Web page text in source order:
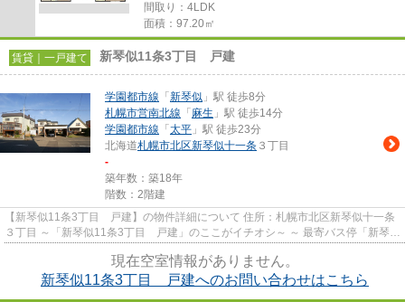
間取り：4LDK
面積：97.20㎡
賃貸｜一戸建て 新琴似11条3丁目 戸建
学園都市線 「 新琴似 」駅 徒歩8分
札幌市営南北線 「 麻生 」駅 徒歩14分
学園都市線 「 太平 」駅 徒歩23分
北海道札幌市北区新琴似十一条 ３丁目
-
築年数：築18年
階数：2階建
【新琴似11条3丁目 戸建】の物件詳細について 住所：札幌市北区新琴似十一条
３丁目 ～「新琴似11条3丁目 戸建」のここがイチオシ～ ～ 最寄バス停「新琴似
現在空室情報がありません。
新琴似11条3丁目 戸建へのお問い合わせはこちら